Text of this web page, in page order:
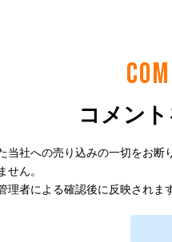
コメン
当社への売り込みの一切をお断
せん。
理者による確認後に反映されます